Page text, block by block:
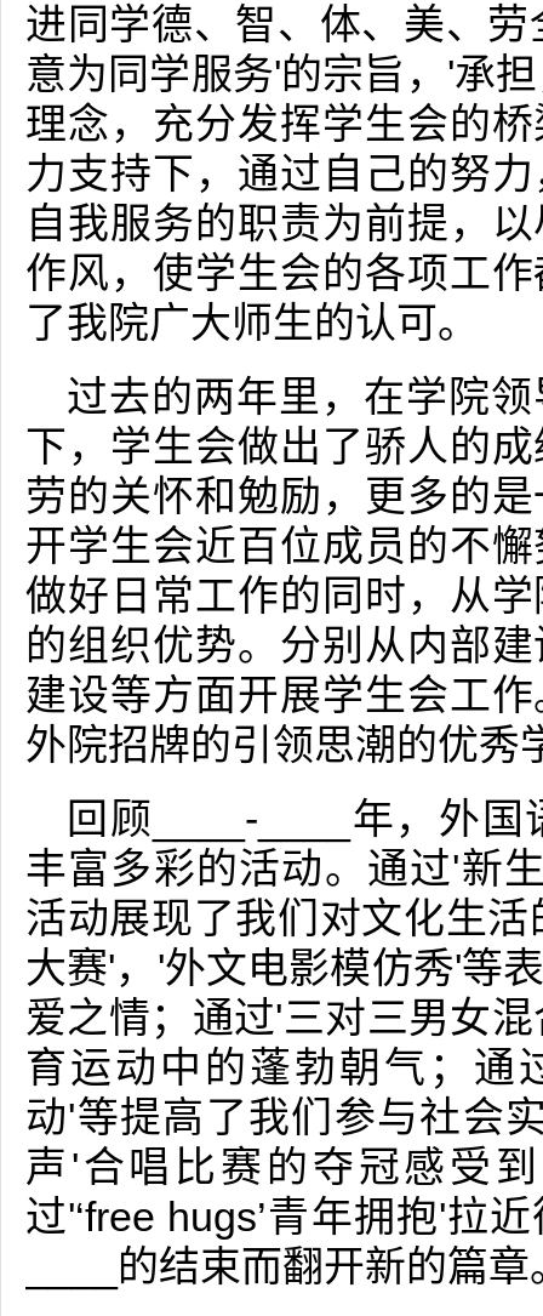
进同学德、智、体、美、
意为同学服务'的宗旨，'承
理念，充分发挥学生会的
力支持下，通过自己的努
自我服务的职责为前提，
作风，使学生会的各项工
了我院广大师生的认可。
过去的两年里，在学院
下，学生会做出了骄人的
劳的关怀和勉励，更多的
开学生会近百位成员的不
做好日常工作的同时，从
的组织优势。分别从内部
建设等方面开展学生会工
外院招牌的引领思潮的优秀
回顾____-____年，外
丰富多彩的活动。通过'新
活动展现了我们对文化生
大赛'，'外文电影模仿秀'等
爱之情；通过'三对三男女
育运动中的蓬勃朝气；通
动'等提高了我们参与社会
声'合唱比赛的夺冠感受
过'‘free hugs’青年拥抱'
____的结束而翻开新的篇章